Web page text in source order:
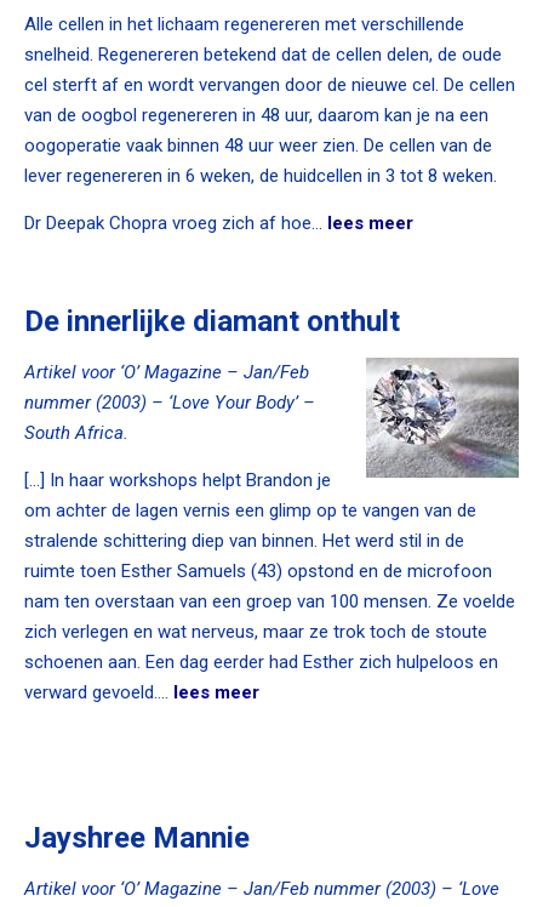
Alle cellen in het lichaam regenereren met verschillende
snelheid. Regenereren betekend dat de cellen delen, de oude
cel sterft af en wordt vervangen door de nieuwe cel. De cellen
van de oogbol regenereren in 48 uur, daarom kan je na een
oogoperatie vaak binnen 48 uur weer zien. De cellen van de
lever regenereren in 6 weken, de huidcellen in 3 tot 8 weken.
Dr Deepak Chopra vroeg zich af hoe… lees meer
De innerlijke diamant onthult
Artikel voor ‘O’ Magazine – Jan/Feb
nummer (2003) – ‘Love Your Body’ –
South Africa.
[…] In haar workshops helpt Brandon je
om achter de lagen vernis een glimp op te vangen van de
stralende schittering diep van binnen. Het werd stil in de
ruimte toen Esther Samuels (43) opstond en de microfoon
nam ten overstaan van een groep van 100 mensen. Ze voelde
zich verlegen en wat nerveus, maar ze trok toch de stoute
schoenen aan. Een dag eerder had Esther zich hulpeloos en
verward gevoeld…. lees meer
Jayshree Mannie
Artikel voor ‘O’ Magazine – Jan/Feb nummer (2003) – ‘Love